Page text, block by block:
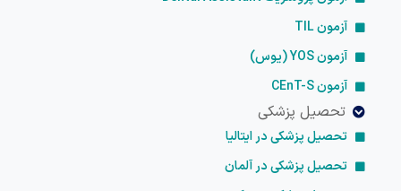
آزمون TIL
آزمون YOS (یوس)
آزمون CEnT-S
تحصیل پزشکی
تحصیل پزشکی در ایتالیا
تحصیل پزشکی در آلمان